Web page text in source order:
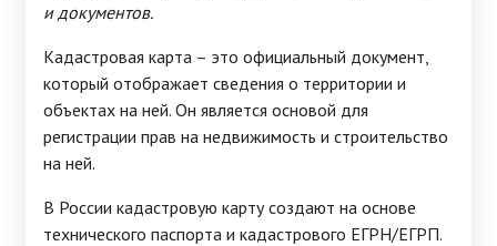
и документов.
Кадастровая карта – это официальный документ,
который отображает сведения о территории и
объектах на ней. Он является основой для
регистрации прав на недвижимость и строительство
на ней.
В России кадастровую карту создают на основе
технического паспорта и кадастрового ЕГРН/ЕГРП.